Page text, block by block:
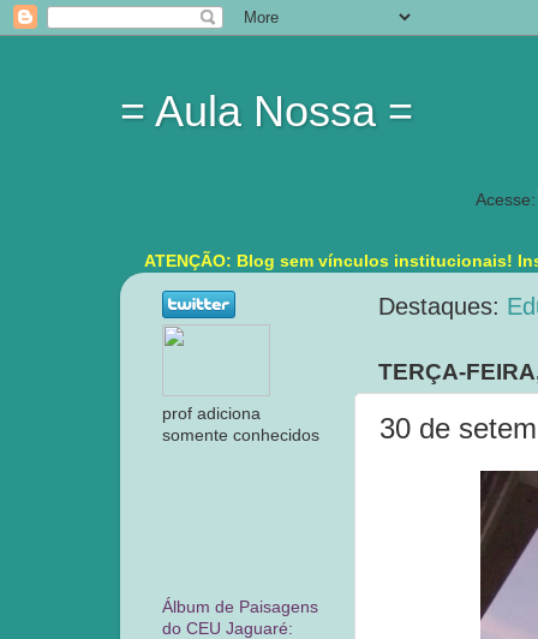
= Aula Nossa =
Acesse:
ATENÇÃO: Blog sem vínculos institucionais!
Destaques:
TERÇA-
30 de
prof adiciona
somente conhecidos
Álbum de Paisagens
do CEU Jaguaré: